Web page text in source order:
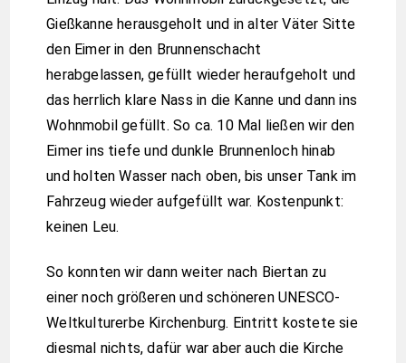
Gießkanne herausgeholt und in alter Väter Sitte
den Eimer in den Brunnenschacht
herabgelassen, gefüllt wieder heraufgeholt und
das herrlich klare Nass in die Kanne und dann ins
Wohnmobil gefüllt. So ca. 10 Mal ließen wir den
Eimer ins tiefe und dunkle Brunnenloch hinab
und holten Wasser nach oben, bis unser Tank im
Fahrzeug wieder aufgefüllt war. Kostenpunkt:
keinen Leu.
So konnten wir dann weiter nach Biertan zu
einer noch größeren und schöneren UNESCO-
Weltkulturerbe Kirchenburg. Eintritt kostete sie
diesmal nichts, dafür war aber auch die Kirche